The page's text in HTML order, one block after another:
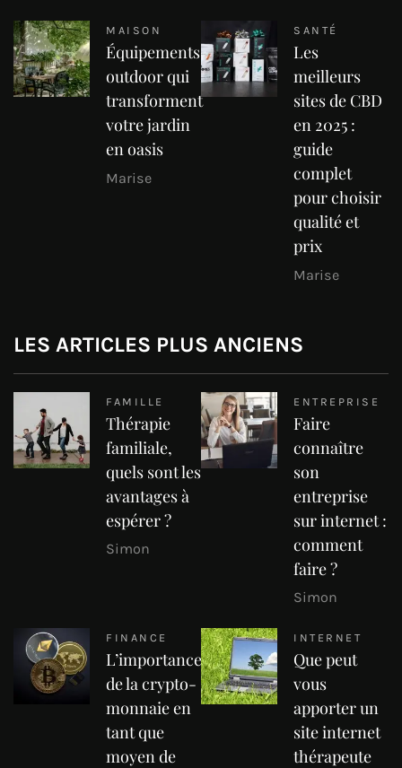
MAISON
Équipements
outdoor qui
transforment
votre jardin
en oasis
Marise
SANTÉ
Les
meilleurs
sites de CBD
en 2025 :
guide
complet
pour choisir
qualité et
prix
Marise
LES ARTICLES PLUS ANCIENS
FAMILLE
Thérapie
familiale,
quels sont les
avantages à
espérer ?
Simon
ENTREPRISE
Faire
connaître
son
entreprise
sur internet :
comment
faire ?
Simon
FINANCE
L’importance
de la crypto-
monnaie en
tant que
moyen de
INTERNET
Que peut
vous
apporter un
site internet
thérapeute